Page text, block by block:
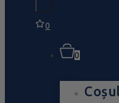
0
0